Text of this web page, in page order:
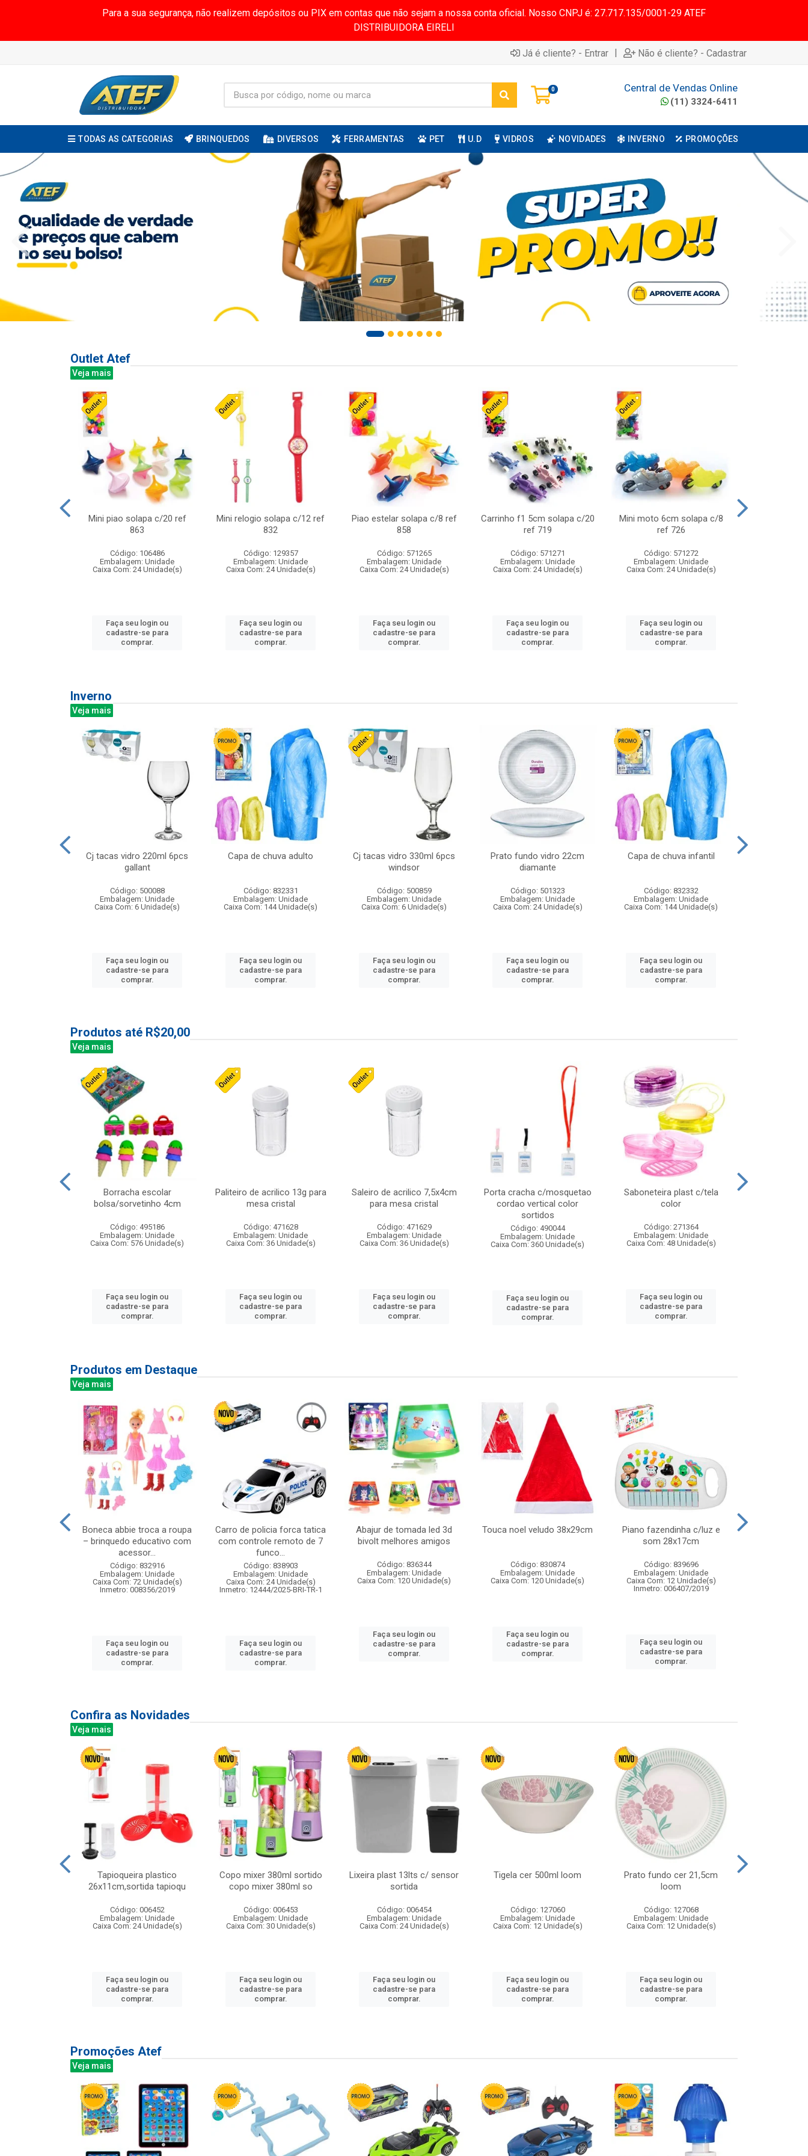
Para a sua segurança, não realizem depósitos ou PIX em contas que não sejam a nossa conta oficial. Nosso CNPJ é: 27.717.135/0001-29 ATEF
DISTRIBUIDORA EIRELI
Já é cliente? - Entrar | Não é cliente? - Cadastrar
0 Central de Vendas Online
(11) 3324-6411
TODAS AS CATEGORIAS BRINQUEDOS DIVERSOS FERRAMENTAS PET U.D VIDROS NOVIDADES INVERNO PROMOÇÕES
Outlet Atef
Veja mais
Mini piao solapa c/20 ref
863
Código: 106486
Embalagem: Unidade
Caixa Com: 24 Unidade(s)
Faça seu login ou
cadastre-se para
comprar.
Mini relogio solapa c/12 ref
832
Código: 129357
Embalagem: Unidade
Caixa Com: 24 Unidade(s)
Faça seu login ou
cadastre-se para
comprar.
Piao estelar solapa c/8 ref
858
Código: 571265
Embalagem: Unidade
Caixa Com: 24 Unidade(s)
Faça seu login ou
cadastre-se para
comprar.
Carrinho f1 5cm solapa c/20
ref 719
Código: 571271
Embalagem: Unidade
Caixa Com: 24 Unidade(s)
Faça seu login ou
cadastre-se para
comprar.
Mini moto 6cm solapa c/8
ref 726
Código: 571272
Embalagem: Unidade
Caixa Com: 24 Unidade(s)
Faça seu login ou
cadastre-se para
comprar.
Inverno
Veja mais
Cj tacas vidro 220ml 6pcs
gallant
Código: 500088
Embalagem: Unidade
Caixa Com: 6 Unidade(s)
Faça seu login ou
cadastre-se para
comprar.
Capa de chuva adulto
Código: 832331
Embalagem: Unidade
Caixa Com: 144 Unidade(s)
Faça seu login ou
cadastre-se para
comprar.
Cj tacas vidro 330ml 6pcs
windsor
Código: 500859
Embalagem: Unidade
Caixa Com: 6 Unidade(s)
Faça seu login ou
cadastre-se para
comprar.
Prato fundo vidro 22cm
diamante
Código: 501323
Embalagem: Unidade
Caixa Com: 24 Unidade(s)
Faça seu login ou
cadastre-se para
comprar.
Capa de chuva infantil
Código: 832332
Embalagem: Unidade
Caixa Com: 144 Unidade(s)
Faça seu login ou
cadastre-se para
comprar.
Produtos até R$20,00
Veja mais
Borracha escolar
bolsa/sorvetinho 4cm
Código: 495186
Embalagem: Unidade
Caixa Com: 576 Unidade(s)
Faça seu login ou
cadastre-se para
comprar.
Paliteiro de acrilico 13g para
mesa cristal
Código: 471628
Embalagem: Unidade
Caixa Com: 36 Unidade(s)
Faça seu login ou
cadastre-se para
comprar.
Saleiro de acrilico 7,5x4cm
para mesa cristal
Código: 471629
Embalagem: Unidade
Caixa Com: 36 Unidade(s)
Faça seu login ou
cadastre-se para
comprar.
Porta cracha c/mosquetao
cordao vertical color
sortidos
Código: 490044
Embalagem: Unidade
Caixa Com: 360 Unidade(s)
Faça seu login ou
cadastre-se para
comprar.
Saboneteira plast c/tela
color
Código: 271364
Embalagem: Unidade
Caixa Com: 48 Unidade(s)
Faça seu login ou
cadastre-se para
comprar.
Produtos em Destaque
Veja mais
Boneca abbie troca a roupa
– brinquedo educativo com
acessor...
Código: 832916
Embalagem: Unidade
Caixa Com: 72 Unidade(s)
Inmetro: 008356/2019
Faça seu login ou
cadastre-se para
comprar.
Carro de policia forca tatica
com controle remoto de 7
funco...
Código: 838903
Embalagem: Unidade
Caixa Com: 24 Unidade(s)
Inmetro: 12444/2025-BRI-TR-1
Faça seu login ou
cadastre-se para
comprar.
Abajur de tomada led 3d
bivolt melhores amigos
Código: 836344
Embalagem: Unidade
Caixa Com: 120 Unidade(s)
Faça seu login ou
cadastre-se para
comprar.
Touca noel veludo 38x29cm
Código: 830874
Embalagem: Unidade
Caixa Com: 120 Unidade(s)
Faça seu login ou
cadastre-se para
comprar.
Piano fazendinha c/luz e
som 28x17cm
Código: 839696
Embalagem: Unidade
Caixa Com: 12 Unidade(s)
Inmetro: 006407/2019
Faça seu login ou
cadastre-se para
comprar.
Confira as Novidades
Veja mais
Tapioqueira plastico
26x11cm,sortida tapioqu
Código: 006452
Embalagem: Unidade
Caixa Com: 24 Unidade(s)
Faça seu login ou
cadastre-se para
comprar.
Copo mixer 380ml sortido
copo mixer 380ml so
Código: 006453
Embalagem: Unidade
Caixa Com: 30 Unidade(s)
Faça seu login ou
cadastre-se para
comprar.
Lixeira plast 13lts c/ sensor
sortida
Código: 006454
Embalagem: Unidade
Caixa Com: 24 Unidade(s)
Faça seu login ou
cadastre-se para
comprar.
Tigela cer 500ml loom
Código: 127060
Embalagem: Unidade
Caixa Com: 12 Unidade(s)
Faça seu login ou
cadastre-se para
comprar.
Prato fundo cer 21,5cm
loom
Código: 127068
Embalagem: Unidade
Caixa Com: 12 Unidade(s)
Faça seu login ou
cadastre-se para
comprar.
Promoções Atef
Veja mais